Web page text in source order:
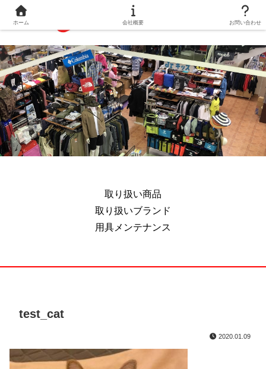
取り扱い商品
取り扱いブランド
用具メンテナンス
test_cat
2020.01.09
ホーム 会社概要 お問い合わせ